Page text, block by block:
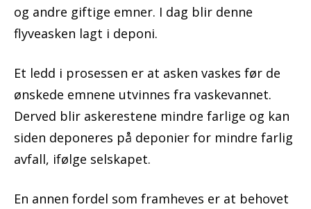
og andre giftige emner. I dag blir denne
flyveasken lagt i deponi.
Et ledd i prosessen er at asken vaskes før de
ønskede emnene utvinnes fra vaskevannet.
Derved blir askerestene mindre farlige og kan
siden deponeres på deponier for mindre farlig
avfall, ifølge selskapet.
En annen fordel som framheves er at behovet